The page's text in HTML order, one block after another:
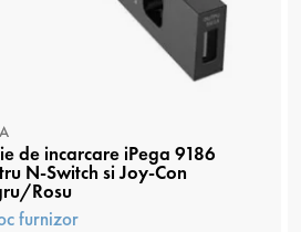
de incarcare iPega 9186
N-Switch si Joy-Con
Rosu
furnizor